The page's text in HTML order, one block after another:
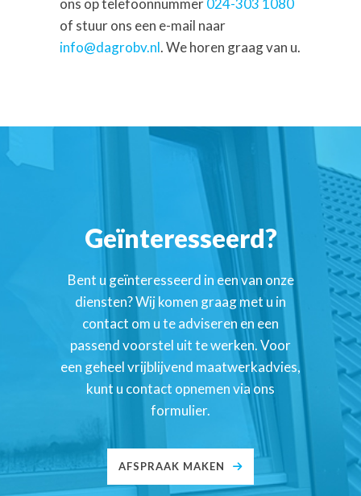
of stuur ons een e-mail naar
info@dagrobv.nl. We horen graag van u.
Geïnteresseerd?
Bent u geïnteresseerd in een van onze
diensten? Wij komen graag met u in
contact om u te adviseren en een
passend voorstel uit te werken. Voor
een geheel vrijblijvend maatwerkadvies,
kunt u contact opnemen via ons
formulier.
AFSPRAAK MAKEN